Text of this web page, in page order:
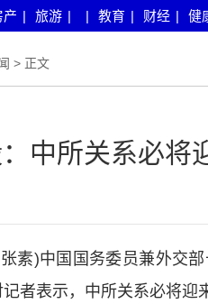
产 | 旅游 | | 教育 | 财经 | 健
> 正文
中所关系必将
)中国国务委员兼外交部
者表示，中所关系必将迎